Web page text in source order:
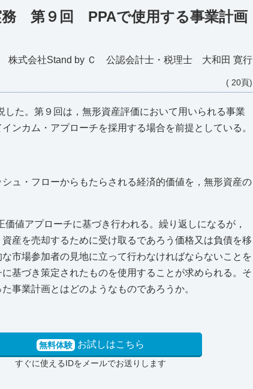
務 第９回 PPAで使用する事業計画
株式会社Stand by Ｃ 公認会計士・税理士 大和田 寛行
( 20頁)
た。第９回は，無形資産評価において用いられる事業
ンカム・アプローチを採用する場合を前提としている。
ュ・フローからもたらされる経済的価値を，無形資産の
値アプローチに基づき行われる。繰り返しになるが，
産を売却するために受け取るであろう価格又は負債を移
市場参加者の見地に立って行わなければならないことを
基づき策定されたものを使用することが求められる。そ
事業計画とはどのようなものであろうか。
無料体験 お試しはこちら
すぐに使えるIDをメールでお送りします